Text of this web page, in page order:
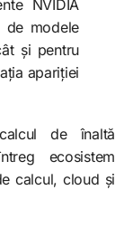
NVIDIA
de modele
și pentru
apariției
de înaltă
ecosistem
calcul, cloud și